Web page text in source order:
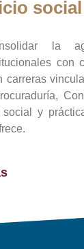
social
la
con
carreras
social y